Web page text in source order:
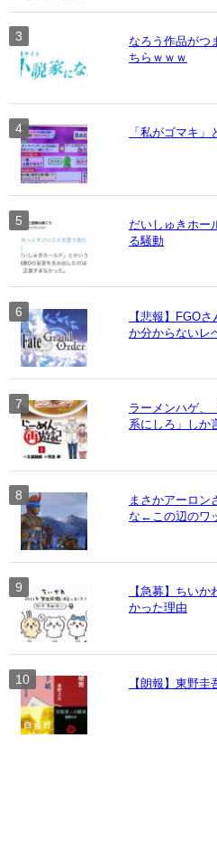
なろう作品がつ
ちらｗｗｗ
「私がゴマキ」
だいしゅきホー
る騒動
【悲報】FGO
か分からないレ
ラーメンハゲ、
系にしろ」しか
まさかアーロン
な←この辺のワ
【急募】ちい
かった理由
【朗報】東野